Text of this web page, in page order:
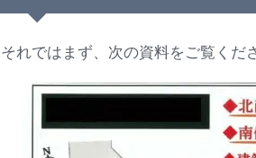
それではまず、次の資料をご覧くだ